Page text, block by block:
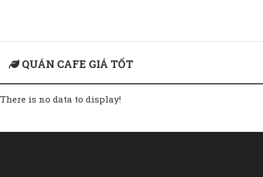
QUÁN CAFE GIÁ TỐT
There is no data to display!